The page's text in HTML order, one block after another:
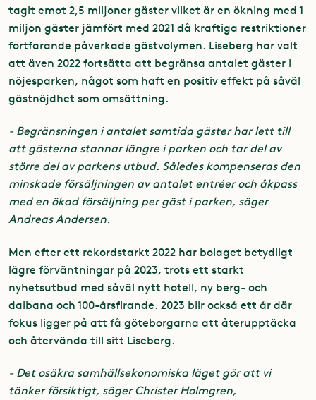
tagit emot 2,5 miljoner gäster vilket är en ökning med 1
miljon gäster jämfört med 2021 då kraftiga restriktioner
fortfarande påverkade gästvolymen. Liseberg har valt
att även 2022 fortsätta att begränsa antalet gäster i
nöjesparken, något som haft en positiv effekt på såväl
gästnöjdhet som omsättning.
- Begränsningen i antalet samtida gäster har lett till
att gästerna stannar längre i parken och tar del av
större del av parkens utbud. Således kompenseras den
minskade försäljningen av antalet entréer och åkpass
med en ökad försäljning per gäst i parken, säger
Andreas Andersen.
Men efter ett rekordstarkt 2022 har bolaget betydligt
lägre förväntningar på 2023, trots ett starkt
nyhetsutbud med såväl nytt hotell, ny berg- och
dalbana och 100-årsfirande. 2023 blir också ett år där
fokus ligger på att få göteborgarna att återupptäcka
och återvända till sitt Liseberg.
- Det osäkra samhällsekonomiska läget gör att vi
tänker försiktigt, säger Christer Holmgren,